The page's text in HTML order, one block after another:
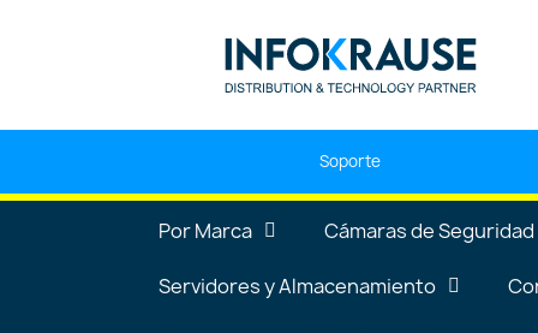
Soporte
Por Marca Cámaras de Seguridad
Servidores y Almacenamiento